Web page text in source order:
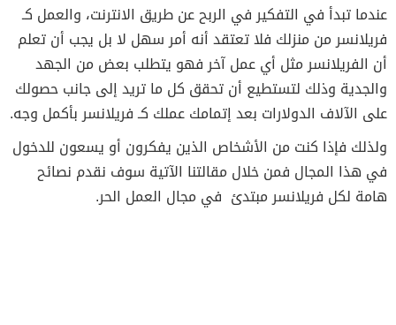
عندما تبدأ في التفكير في الربح عن طريق الانترنت، والعمل كـ
فريلانسر من منزلك فلا تعتقد أنه أمر سهل لا بل يجب أن تعلم
أن الفريلانسر مثل أي عمل آخر فهو يتطلب بعض من الجهد
والجدية وذلك لتستطيع أن تحقق كل ما تريد إلى جانب حصولك
على الآلاف الدولارات بعد إتمامك عملك كـ فريلانسر بأكمل وجه.
ولذلك فإذا كنت من الأشخاص الذين يفكرون أو يسعون للدخول
في هذا المجال فمن خلال مقالتنا الآتية سوف نقدم نصائح
هامة لكل فريلانسر مبتدئ في مجال العمل الحر.